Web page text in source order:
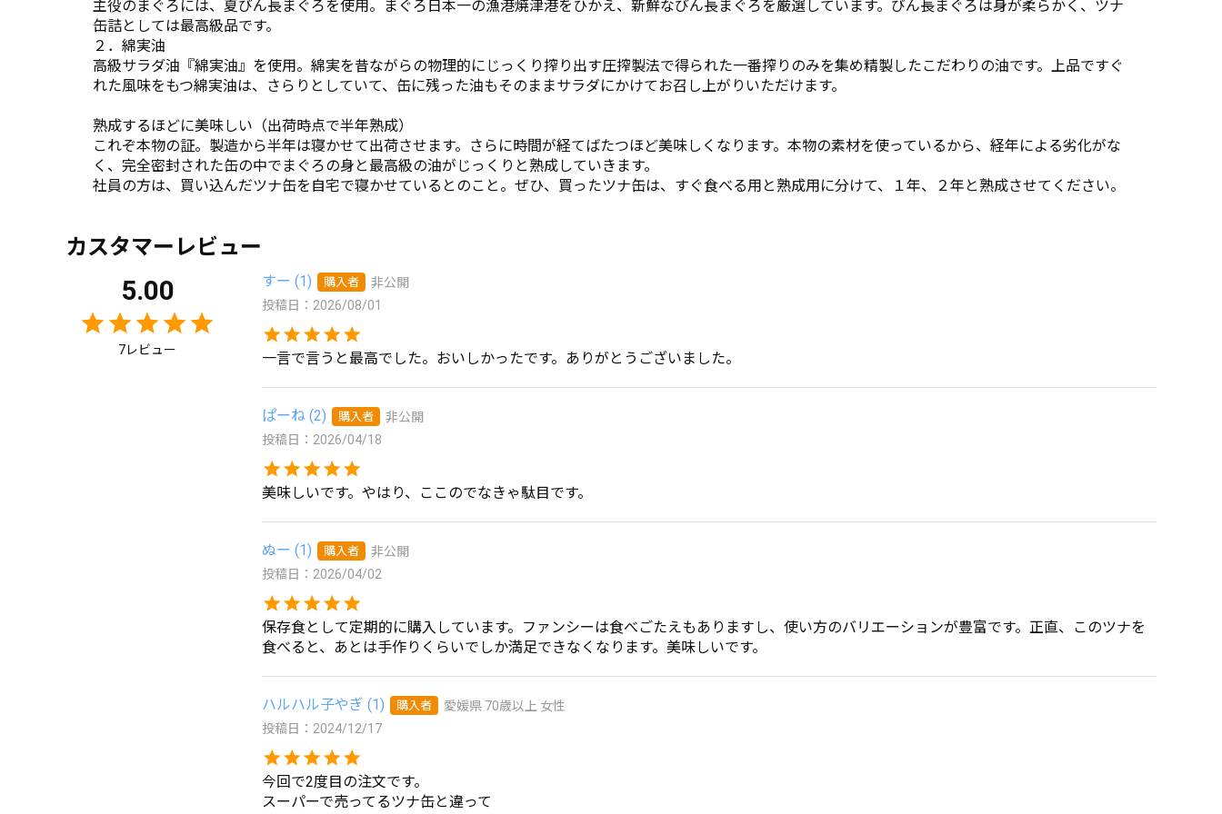
主役のまぐろには、夏びん長まぐろを使用。まぐろ日本一の漁港焼津港をひかえ、新鮮なびん長まぐろを厳選しています。びん長まぐろは身が柔らかく、ツナ
缶詰としては最高級品です。
２．綿実油
高級サラダ油『綿実油』を使用。綿実を昔ながらの物理的にじっくり搾り出す圧搾製法で得られた一番搾りのみを集め精製したこだわりの油です。上品ですぐ
れた風味をもつ綿実油は、さらりとしていて、缶に残った油もそのままサラダにかけてお召し上がりいただけます。
熟成するほどに美味しい（出荷時点で半年熟成）
これぞ本物の証。製造から半年は寝かせて出荷させます。さらに時間が経てばたつほど美味しくなります。本物の素材を使っているから、経年による劣化がな
く、完全密封された缶の中でまぐろの身と最高級の油がじっくりと熟成していきます。
社員の方は、買い込んだツナ缶を自宅で寝かせているとのこと。ぜひ、買ったツナ缶は、すぐ食べる用と熟成用に分けて、１年、２年と熟成させてください。
カスタマーレビュー
5.00
7
すー 1 購入者
非公開
投稿日
2026/08/01
一言で言うと最高でした。おいしかったです。ありがとうございました。
ぱーね 2 購入者
非公開
投稿日
2026/04/18
ぬー 1 購入者
非公開
投稿日
2026/04/02
保存食として定期的に購入しています。ファンシーは食べごたえもありますし、使い方のバリエーションが豊富です。正直、このツナを
食べると、あとは手作りくらいでしか満足できなくなります。美味しいです。
ハルハル子やぎ 1 購入者 愛媛県 70歳以上 女性
投稿日
2024/12/17
今回で2度目の注文です。
スーパーで売ってるツナ缶と違って